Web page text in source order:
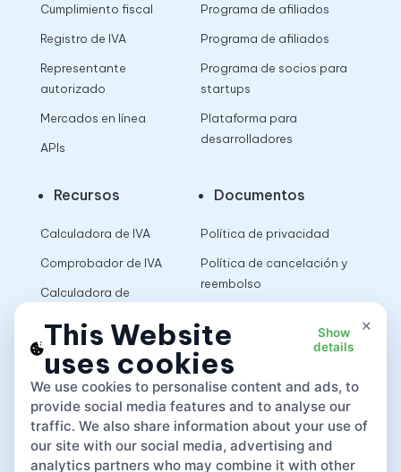
Cumplimiento fiscal
Registro de IVA
Representante
autorizado
Mercados en línea
APIs
Programa de afiliados
Programa de afiliados
Programa de socios para
startups
Plataforma para
desarrolladores
Recursos
Calculadora de IVA
Comprobador de IVA
Calculadora de
ventas
Documentos
Política de privacidad
Política de cancelación y
reembolso
App
×
This Website
uses cookies
Show
details
We use cookies to personalise content and ads, to
provide social media features and to analyse our
traffic. We also share information about your use of
our site with our social media, advertising and
analytics partners who may combine it with other